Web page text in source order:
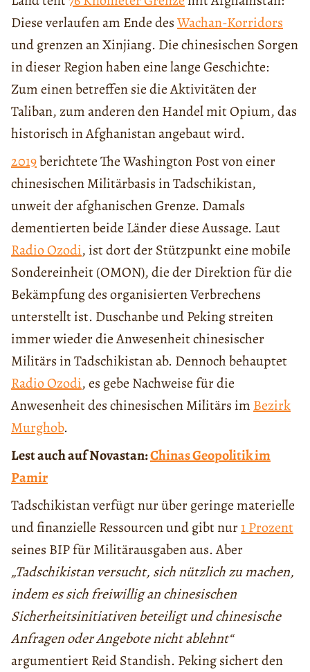
Diese verlaufen am Ende desWachan-Korridors
und grenzen an Xinjiang. Die chinesischen Sorgen
in dieser Region haben eine lange Geschichte:
Zum einen betreffen sie die Aktivitäten der
Taliban, zum anderen den Handel mit Opium, das
historisch in Afghanistan angebaut wird.
2019berichtete The Washington Post von einer
chinesischen Militärbasis in Tadschikistan,
unweit der afghanischen Grenze. Damals
dementierten beide Länder diese Aussage. Laut
Radio Ozodi, ist dort der Stützpunkt eine mobile
Sondereinheit (OMON), die der Direktion für die
Bekämpfung des organisierten Verbrechens
unterstellt ist. Duschanbe und Peking streiten
immer wieder die Anwesenheit chinesischer
Militärs in Tadschikistan ab. Dennoch behauptet
Radio Ozodi, es gebe Nachweise für die
Anwesenheit des chinesischen Militärs im Bezirk
Murghob.
Lest auch auf Novastan:Chinas Geopolitik im
Pamir
Tadschikistan verfügt nur über geringe materielle
und finanzielle Ressourcen und gibt nur1 Prozent
seines BIP für Militärausgaben aus. Aber
„Tadschikistan versucht, sich nützlich zu machen,
indem es sich freiwillig an chinesischen
Sicherheitsinitiativen beteiligt und chinesische
Anfragen oder Angebote nicht ablehnt“
argumentiert Reid Standish. Peking sichert den